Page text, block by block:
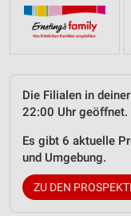
Die Filialen in
22:00 Uhr geöffnet.
Es gibt 6 aktuelle
und Umgebung.
ZU DEN